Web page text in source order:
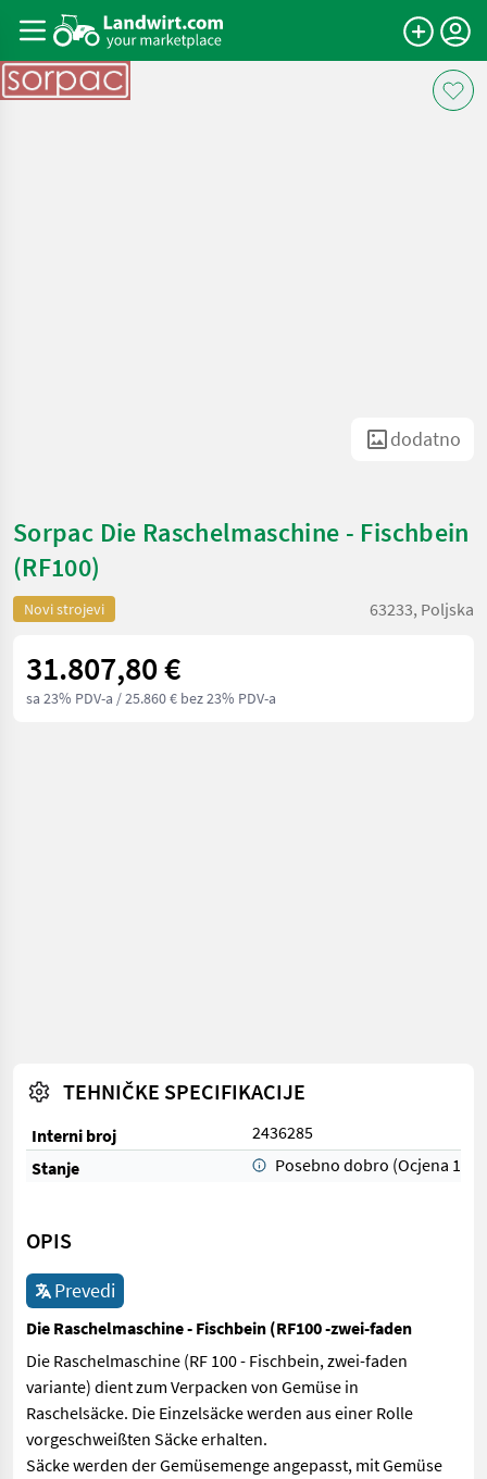
dodatno
Sorpac Die Raschelmaschine - Fischbein
(RF100)
Novi strojevi 63233, Poljska
31.807,80 €
sa 23% PDV-a / 25.860 € bez 23% PDV-a
TEHNIČKE SPECIFIKACIJE
Interni broj
2436285
Stanje
Posebno dobro (Ocjena 1)
OPIS
Prevedi
Die Raschelmaschine - Fischbein (RF100 -zwei-faden
Die Raschelmaschine (RF 100 - Fischbein, zwei-faden
variante) dient zum Verpacken von Gemüse in
Raschelsäcke. Die Einzelsäcke werden aus einer Rolle
vorgeschweißten Säcke erhalten.
Säcke werden der Gemüsemenge angepasst, mit Gemüse